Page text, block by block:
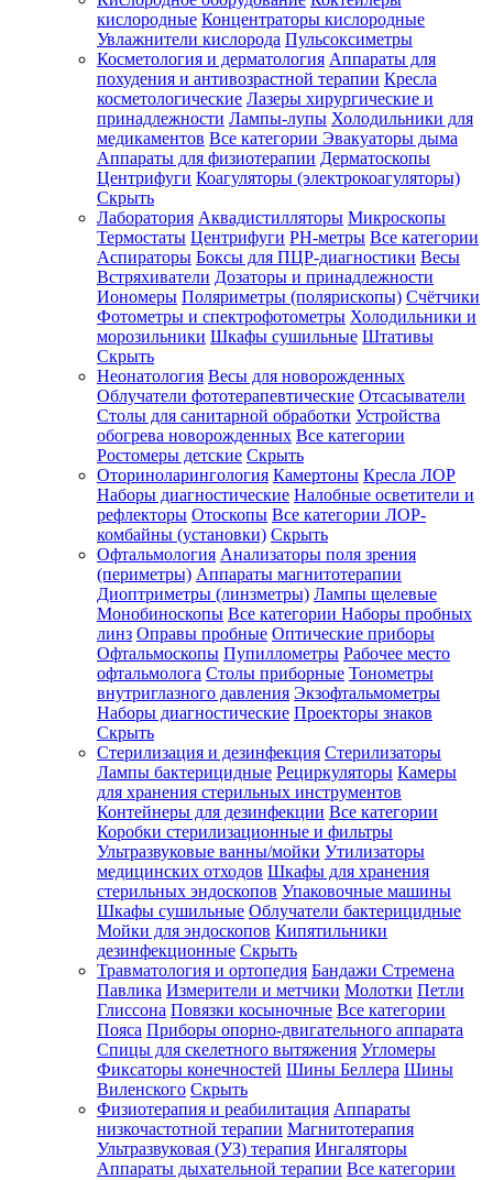
Зарегистрироваться
Зачем
регистрироваться?
Все
покупки
одном
месте
Личный
менеджер
Отслеживание
статуса
заказа
кислородные Концентраторы кислородные
Увлажнители кислорода Пульсоксиметры
Косметология и дерматология Аппараты для
похудения и антивозрастной терапии Кресла
косметологические Лазеры хирургические и
принадлежности Лампы-лупы Холодильники для
медикаментов Все категории Эвакуаторы дыма
Аппараты для физиотерапии Дерматоскопы
Центрифуги Коагуляторы (электрокоагуляторы)
Скрыть
Лаборатория Аквадистилляторы Микроскопы
Термостаты Центрифуги PH-метры Все категории
Аспираторы Боксы для ПЦР-диагностики Весы
Встряхиватели Дозаторы и принадлежности
Иономеры Поляриметры (полярископы) Счётчики
Фотометры и спектрофотометры Холодильники и
морозильники Шкафы сушильные Штативы
Скрыть
Неонатология Весы для новорожденных
Облучатели фототерапевтические Отсасыватели
Столы для санитарной обработки Устройства
обогрева новорожденных Все категории
Ростомеры детские Скрыть
Оториноларингология Камертоны Кресла ЛОР
Наборы диагностические Налобные осветители и
рефлекторы Отоскопы Все категории ЛОР-
комбайны (установки) Скрыть
Офтальмология Анализаторы поля зрения
(периметры) Аппараты магнитотерапии
Диоптриметры (линзметры) Лампы щелевые
Монобиноскопы Все категории Наборы пробных
линз Оправы пробные Оптические приборы
Офтальмоскопы Пупиллометры Рабочее место
офтальмолога Столы приборные Тонометры
внутриглазного давления Экзофтальмометры
Наборы диагностические Проекторы знаков
Скрыть
Стерилизация и дезинфекция Стерилизаторы
Лампы бактерицидные Рециркуляторы Камеры
для хранения стерильных инструментов
Контейнеры для дезинфекции Все категории
Коробки стерилизационные и фильтры
Ультразвуковые ванны/мойки Утилизаторы
медицинских отходов Шкафы для хранения
стерильных эндоскопов Упаковочные машины
Шкафы сушильные Облучатели бактерицидные
Мойки для эндоскопов Кипятильники
дезинфекционные Скрыть
Травматология и ортопедия Бандажи Стремена
Павлика Измерители и метчики Молотки Петли
Глиссона Повязки косыночные Все категории
Пояса Приборы опорно-двигательного аппарата
Спицы для скелетного вытяжения Угломеры
Фиксаторы конечностей Шины Беллера Шины
Виленского Скрыть
Физиотерапия и реабилитация Аппараты
низкочастотной терапии Магнитотерапия
Ультразвуковая (УЗ) терапия Ингаляторы
Аппараты дыхательной терапии Все категории